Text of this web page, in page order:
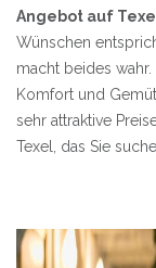
Angebot auf
Wünschen
macht beides
Komfort und
sehr attraktive
Texel
, das Sie